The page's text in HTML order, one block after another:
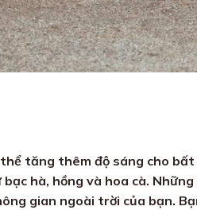
tăng thêm độ sáng cho
hà, hồng và hoa cà.
gian ngoài trời của bạn.